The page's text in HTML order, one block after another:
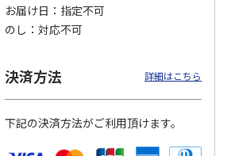
4,950円
(送料別・税込)
お届け日
指定不可
のし
対応不可
決済方法 詳細はこちら
下記の決済方法がご利用頂けます。